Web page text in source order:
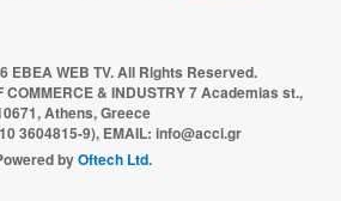
EBEA WEB TV. All Rights Reserved.
COMMERCE & INDUSTRY 7 Academias st.,
Athens, Greece
3604815-9), EMAIL: info@acci.gr
byOftech Ltd.